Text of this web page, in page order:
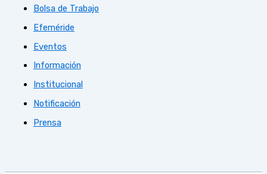
Bolsa de Trabajo
Efeméride
Eventos
Información
Institucional
Notificación
Prensa